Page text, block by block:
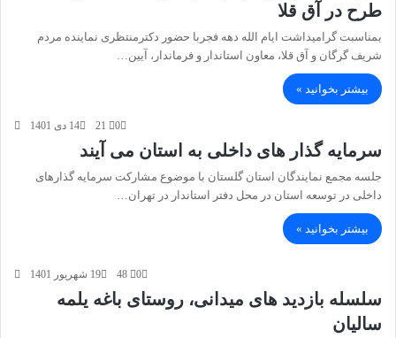
طرح در آق قلا
بمناسبت گرامیداشت ایام الله دهه فجربا حضور دکترمنتظری نماینده مردم
شریف گرگان و آق قلا، معاون استاندار و فرماندار، آیین…
بیشتر بخوانید »
14 دی 1401 0
سرمایه گذار های داخلی به استان می آیند
جلسه مجمع نمایندگان استان گلستان با موضوع مشارکت سرمایه گذارهای
داخلی در توسعه استان در محل دفتر استاندار در تهران…
بیشتر بخوانید »
19 شهریور 1401 0
سلسله بازدید های میدانی، روستای باغه یلمه
سالیان